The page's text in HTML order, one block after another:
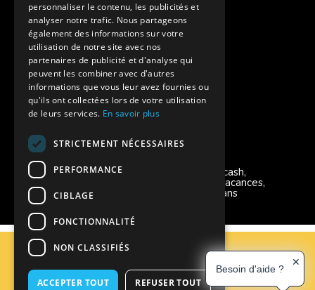
Aides financières pour partir en colonie
Charte de confidentialité
Vacances Adaptées Adulte Supernova
Modes de règlement acceptés
Chèque, Virement, Espèces, Mandats cash,
Bons CAF, Conseil général, Chèques vacances,
Carte bancaire, Prise en charge reçu sans
règlement, Prélèvement, Pass Colo
Plan du site
Espace Professionnels
Besoin d'aide ?
✕
personnaliser le contenu, les publicités et
analyser notre trafic. Nous partageons
également des informations sur votre
utilisation de notre site avec nos
partenaires de publicité et d'analyse qui
peuvent les combiner avec d'autres
informations que vous leur avez fournies ou
qu'ils ont collectées lors de votre utilisation
de leurs services. En savoir plus
STRICTEMENT NÉCESSAIRES
PERFORMANCE
CIBLAGE
FONCTIONNALITÉ
NON CLASSIFIÉS
ACCEPTER TOUT REFUSER TOUT